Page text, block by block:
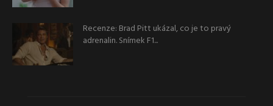
Recenze: Brad Pitt ukázal, co je to pravý
adrenalin. Snímek F1...